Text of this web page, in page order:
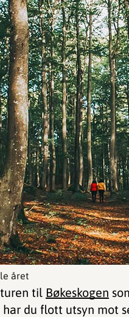
året
til Bøkeskogen
du flott utsyn mot